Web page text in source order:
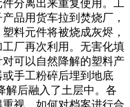
各项消防安全防范措施
范用火、油、包还有脑
一个网红真的是快手上
西被不少的网友嘲笑发
！不过不管怎么样大家
望自
方式，这样就意味着我
设计出一个综合性的处
移到录像资料，以备存
毁中心。、提供所报废
定产品销毁综合处理方
场。、全程监督录像、
不算名人，顶多算是一
分离出来重复使用。工
品用货车拉到焚烧厂，
料元件将被烧成灰烬，
厂再次利用。无害化填
可以自然降解的塑料产
手工粉碎后埋到地底
解后融入了土层中。各